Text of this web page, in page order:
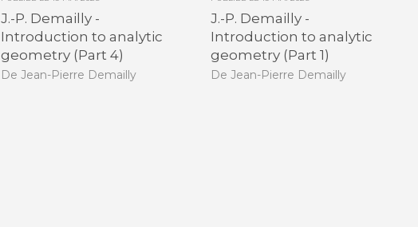
J.-P. Demailly -
Introduction to analytic
geometry (Part 4)
De Jean-Pierre Demailly
J.-P. Demailly -
Introduction to analytic
geometry (Part 1)
De Jean-Pierre Demailly